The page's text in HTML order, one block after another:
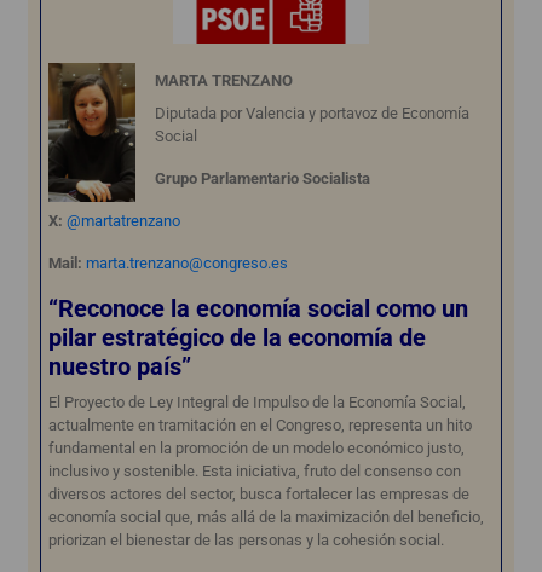
MARTA TRENZANO
Diputada por Valencia y portavoz de Economía
Social
Grupo Parlamentario Socialista
X: @martatrenzano
Mail: marta.trenzano@congreso.es
“Reconoce la economía social como un
pilar estratégico de la economía de
nuestro país”
El Proyecto de Ley Integral de Impulso de la Economía Social,
actualmente en tramitación en el Congreso, representa un hito
fundamental en la promoción de un modelo económico justo,
inclusivo y sostenible. Esta iniciativa, fruto del consenso con
diversos actores del sector, busca fortalecer las empresas de
economía social que, más allá de la maximización del beneficio,
priorizan el bienestar de las personas y la cohesión social.